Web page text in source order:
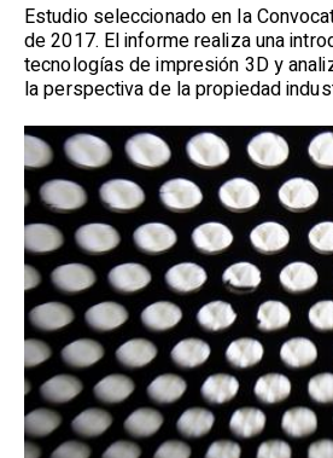
Estudio seleccionado en la
de 2017. El informe realiza una
tecnologías de impresión 3D y
la perspectiva de la propiedad